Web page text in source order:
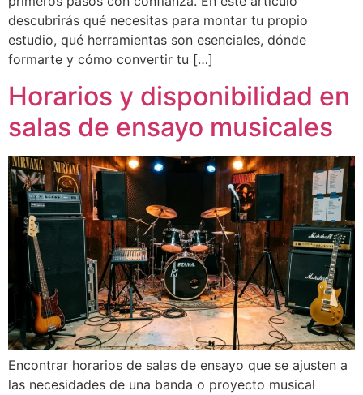
descubrirás qué necesitas para montar tu propio
estudio, qué herramientas son esenciales, dónde
formarte y cómo convertir tu […]
Horarios y disponibilidad en
salas de ensayo musicales
Encontrar horarios de salas de ensayo que se ajusten a
las necesidades de una banda o proyecto musical